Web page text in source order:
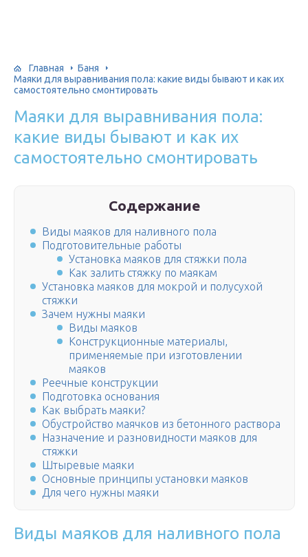
Главная
Баня
Маяки для выравнивания пола: какие виды бывают и как их
самостоятельно смонтировать
Маяки для выравнивания пола:
какие виды бывают и как их
самостоятельно смонтировать
Содержание
Виды маяков для наливного пола
Подготовительные работы
Установка маяков для стяжки пола
Как залить стяжку по маякам
Установка маяков для мокрой и полусухой
стяжки
Зачем нужны маяки
Виды маяков
Конструкционные материалы,
применяемые при изготовлении
маяков
Реечные конструкции
Подготовка основания
Как выбрать маяки?
Обустройство маячков из бетонного раствора
Назначение и разновидности маяков для
стяжки
Штыревые маяки
Основные принципы установки маяков
Для чего нужны маяки
Виды маяков для наливного пола